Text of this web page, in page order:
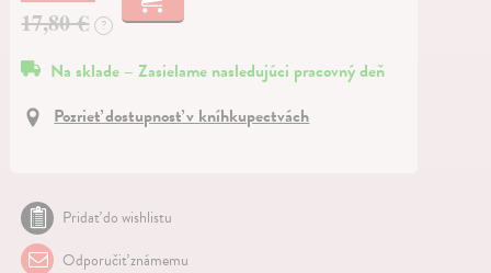
17,80 €
?
Na sklade – Zasielame nasledujúci pracovný deň
Pozrieť dostupnosť v kníhkupectvách
Pridať do wishlistu
Odporučiť známemu